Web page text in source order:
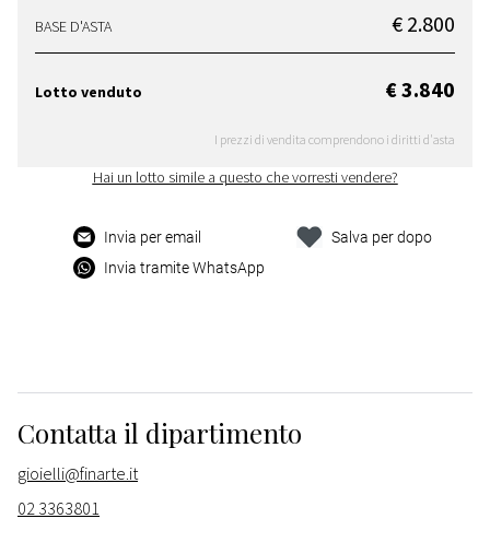
BASE D'ASTA € 2.800
Lotto venduto € 3.840
I prezzi di vendita comprendono i diritti d'asta
Hai un lotto simile a questo che vorresti vendere?
Invia per email
Invia tramite WhatsApp
Salva per dopo
Contatta il dipartimento
gioielli@finarte.it
02 3363801